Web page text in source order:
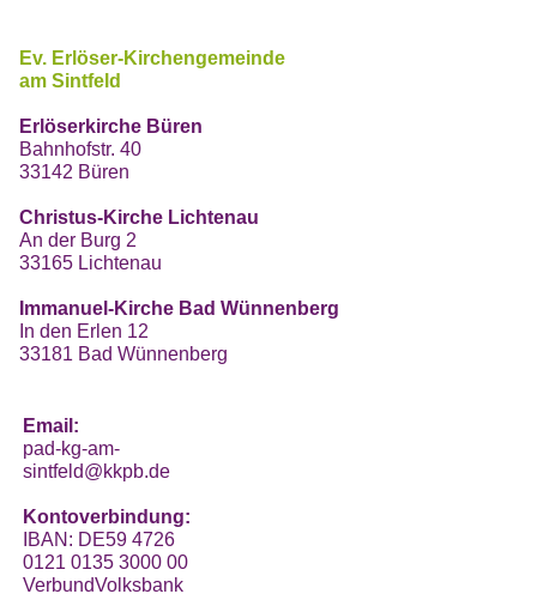
Ev. Erlöser-Kirchengemeinde
am Sintfeld
Erlöserkirche Büren
Bahnhofstr. 40
33142 Büren
Christus-Kirche Lichtenau
An der Burg 2
33165 Lichtenau
Immanuel-Kirche Bad Wünnenberg
In den Erlen 12
33181 Bad Wünnenberg
Email:
pad-kg-am-
sintfeld@kkpb.de
Kontoverbindung:
IBAN: DE59 4726
0121 0135 3000 00
VerbundVolksbank